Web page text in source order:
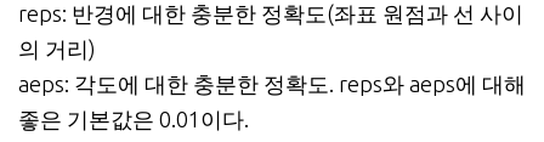
reps: 반경에 대한 충분한 정확도(좌표 원점과 선 사이
의 거리)
aeps: 각도에 대한 충분한 정확도. reps와 aeps에 대해
좋은 기본값은 0.01이다.